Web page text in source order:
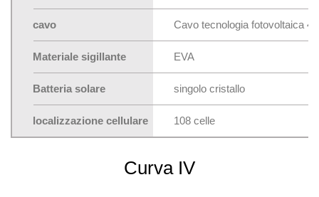
cavo Cavo tecnologia fotovoltaica
Materiale sigillante EVA
Batteria solare singolo cristallo
localizzazione cellulare 108 celle
Curva IV